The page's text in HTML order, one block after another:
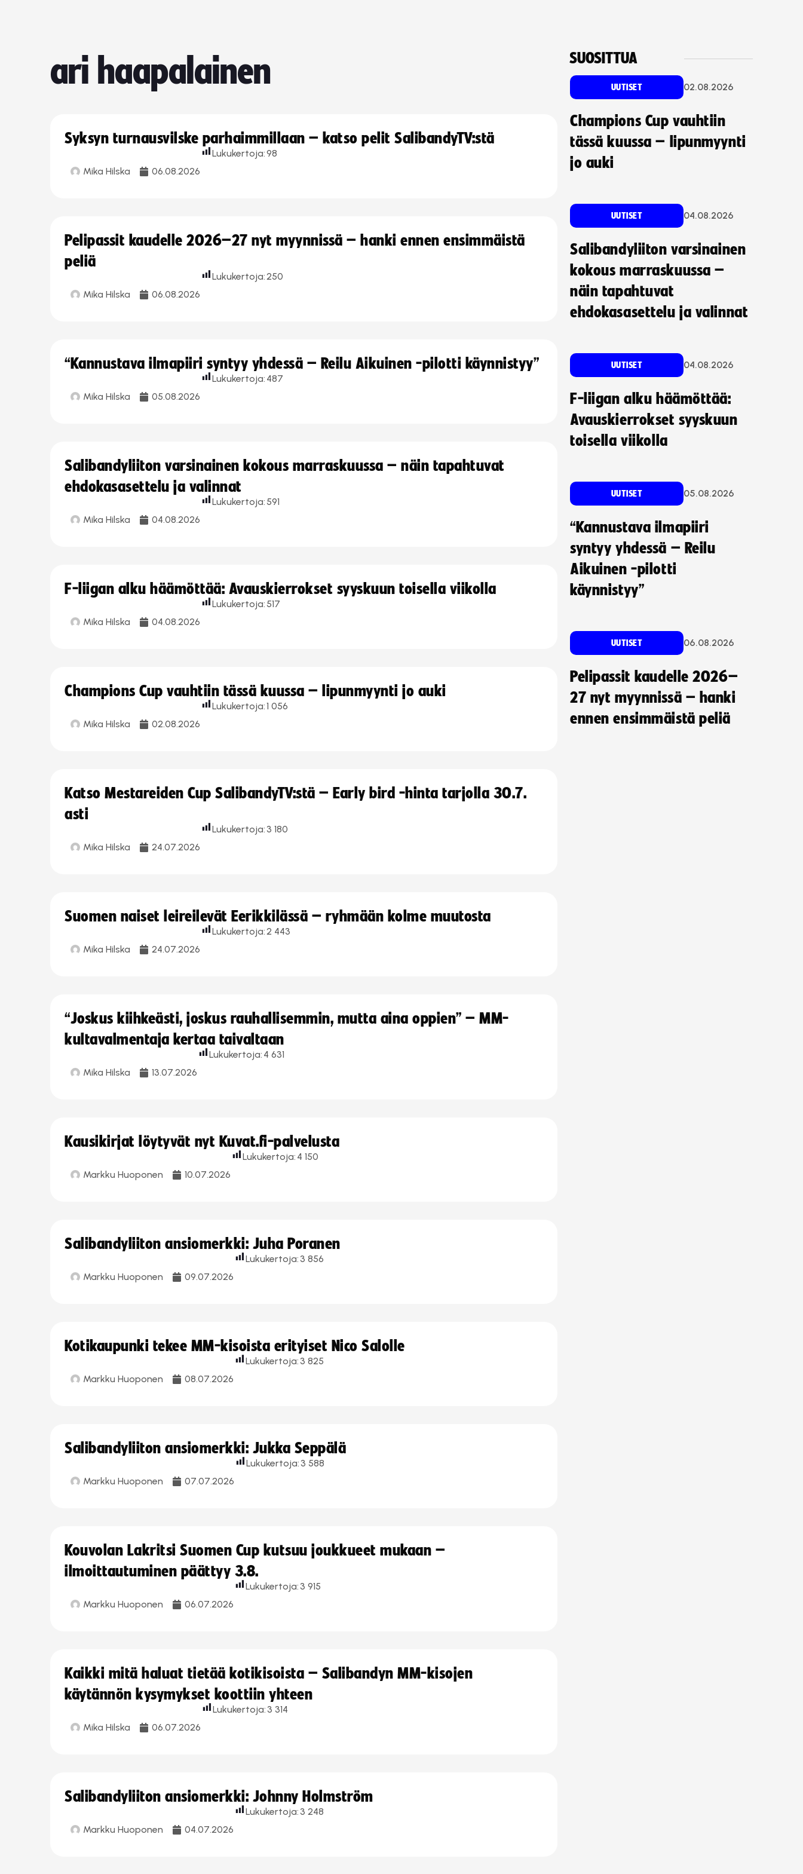
ari haapalainen
Syksyn turnausvilske parhaimmillaan – katso pelit SalibandyTV:stä
Mika Hilska 06.08.2026
Lukukertoja:98
Pelipassit kaudelle 2026–27 nyt myynnissä – hanki ennen ensimmäistä
peliä
Mika Hilska 06.08.2026
Lukukertoja:250
“Kannustava ilmapiiri syntyy yhdessä – Reilu Aikuinen -pilotti käynnistyy”
Mika Hilska 05.08.2026
Lukukertoja: 487
Salibandyliiton varsinainen kokous marraskuussa – näin tapahtuvat
ehdokasasettelu ja valinnat
Mika Hilska 04.08.2026
Lukukertoja: 591
F-liigan alku häämöttää: Avauskierrokset syyskuun toisella viikolla
Mika Hilska 04.08.2026
Lukukertoja: 517
Champions Cup vauhtiin tässä kuussa – lipunmyynti jo auki
Mika Hilska 02.08.2026
Lukukertoja:1 056
Katso Mestareiden Cup SalibandyTV:stä – Early bird -hinta tarjolla 30.7.
asti
Mika Hilska 24.07.2026
Lukukertoja: 3 180
Suomen naiset leireilevät Eerikkilässä – ryhmään kolme muutosta
Mika Hilska 24.07.2026
Lukukertoja:2 443
“Joskus kiihkeästi, joskus rauhallisemmin, mutta aina oppien” – MM-
kultavalmentaja kertaa taivaltaan
Mika Hilska 13.07.2026
Lukukertoja: 4 631
Kausikirjat löytyvät nyt Kuvat.fi-palvelusta
Markku Huoponen 10.07.2026
Lukukertoja: 4 150
Salibandyliiton ansiomerkki: Juha Poranen
Markku Huoponen 09.07.2026
Lukukertoja: 3 856
Kotikaupunki tekee MM-kisoista erityiset Nico Salolle
Markku Huoponen 08.07.2026
Lukukertoja: 3 825
Salibandyliiton ansiomerkki: Jukka Seppälä
Markku Huoponen 07.07.2026
Lukukertoja: 3 588
Kouvolan Lakritsi Suomen Cup kutsuu joukkueet mukaan –
ilmoittautuminen päättyy 3.8.
Markku Huoponen 06.07.2026
Lukukertoja: 3 915
Kaikki mitä haluat tietää kotikisoista – Salibandyn MM-kisojen
käytännön kysymykset koottiin yhteen
Mika Hilska 06.07.2026
Lukukertoja: 3 314
Salibandyliiton ansiomerkki: Johnny Holmström
Markku Huoponen 04.07.2026
Lukukertoja: 3 248
SUOSITTUA
UUTISET 02.08.2026
Champions Cup vauhtiin
tässä kuussa – lipunmyynti
jo auki
UUTISET 04.08.2026
Salibandyliiton varsinainen
kokous marraskuussa –
näin tapahtuvat
ehdokasasettelu ja valinnat
UUTISET 04.08.2026
F-liigan alku häämöttää:
Avauskierrokset syyskuun
toisella viikolla
UUTISET 05.08.2026
“Kannustava ilmapiiri
syntyy yhdessä – Reilu
Aikuinen -pilotti
käynnistyy”
UUTISET 06.08.2026
Pelipassit kaudelle 2026–
27 nyt myynnissä – hanki
ennen ensimmäistä peliä